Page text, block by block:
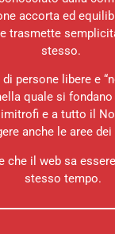
accorta ed
trasmette
stesso.
persone libere e
quale si
e a tutto il
anche le aree
che il web sa
stesso tempo.